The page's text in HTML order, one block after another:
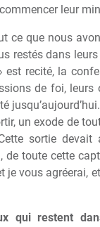
leur
ce que nous
restés dans
est recité, la
de foi, leurs
un exode de
sortie
de toute cette
je vous agréerai,
qui restent